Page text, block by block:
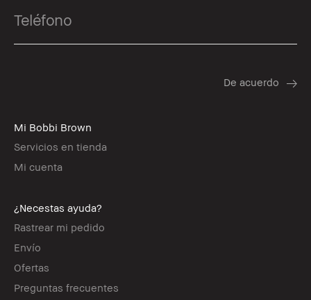
Mi Bobbi Brown
Servicios en tienda
Mi cuenta
¿Necestas ayuda?
Rastrear mi pedido
Envío
Ofertas
Preguntas frecuentes